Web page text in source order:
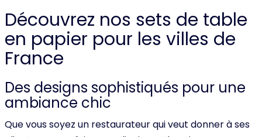
Découvrez nos sets de table
en papier pour les villes de
France
Des designs sophistiqués pour une
ambiance chic
Que vous soyez un restaurateur qui veut donner à ses